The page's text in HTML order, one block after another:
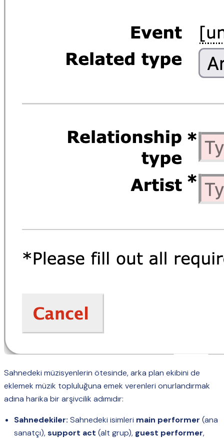
Sahnedeki müzisyenlerin ötesinde, arka plan ekibini de
eklemek müzik topluluğuna emek verenleri onurlandırmak
adına harika bir arşivcilik adımıdır:
Sahnedekiler: Sahnedeki isimleri main performer (ana
sanatçı), support act (alt grup), guest performer,